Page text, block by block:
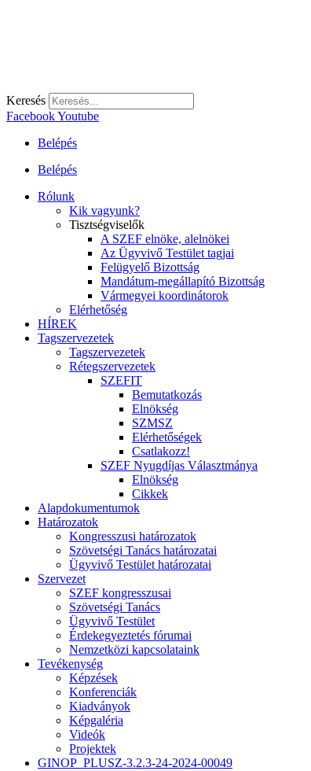
Keresés
FacebookYoutube
Belépés
Belépés
Rólunk
Kik vagyunk?
Tisztségviselők
A SZEF elnöke, alelnökei
Az Ügyvivő Testület tagjai
Felügyelő Bizottság
Mandátum-megállapító Bizottság
Vármegyei koordinátorok
Elérhetőség
HÍREK
Tagszervezetek
Tagszervezetek
Rétegszervezetek
SZEFIT
Bemutatkozás
Elnökség
SZMSZ
Elérhetőségek
Csatlakozz!
SZEF Nyugdíjas Választmánya
Elnökség
Cikkek
Alapdokumentumok
Határozatok
Kongresszusi határozatok
Szövetségi Tanács határozatai
Ügyvivő Testület határozatai
Szervezet
SZEF kongresszusai
Szövetségi Tanács
Ügyvivő Testület
Érdekegyeztetés fórumai
Nemzetközi kapcsolataink
Tevékenység
Képzések
Konferenciák
Kiadványok
Képgaléria
Videók
Projektek
GINOP_PLUSZ-3.2.3-24-2024-00049